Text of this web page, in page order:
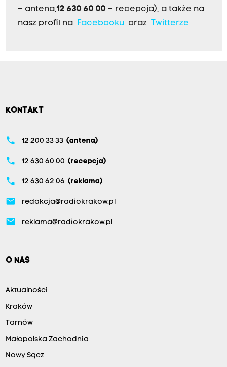
– antena,12 630 60 00 – recepcja), a także na
nasz profil na Facebookuoraz Twitterze
KONTAKT
phone 12 200 33 33 (antena)
phone 12 630 60 00 (recepcja)
phone 12 630 62 06 (reklama)
email redakcja@radiokrakow.pl
email reklama@radiokrakow.pl
O NAS
Aktualności
Kraków
Tarnów
Małopolska Zachodnia
Nowy Sącz